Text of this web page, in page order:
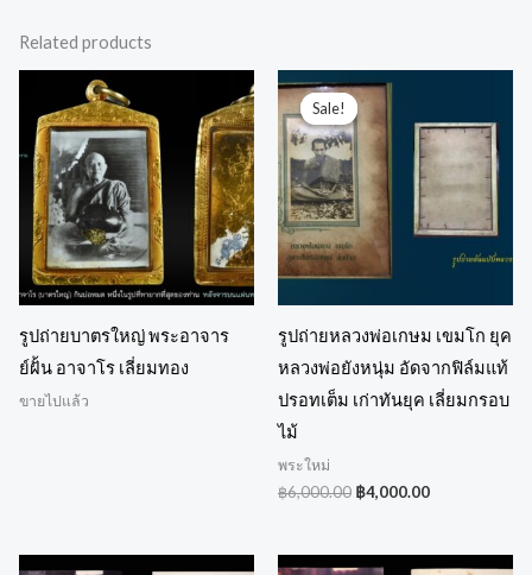
Related products
รูปถ่ายบาตรใหญ่ พระอาจาร
ย์ฝั้น อาจาโร เลี่ยมทอง
ขายไปแล้ว
Sale!
Sale!
รูปถ่ายหลวงพ่อเกษม เขมโก ยุค
หลวงพ่อยังหนุ่ม อัดจากฟิล์มแท้
ปรอทเต็ม เก่าทันยุค เลี่ยมกรอบ
ไม้
พระใหม่
฿6,000.00
Original
price
was:
฿6,000.00.
฿4,000.00
is:
฿4,000.00.